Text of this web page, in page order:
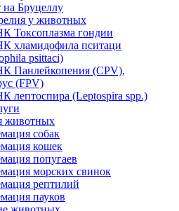
Бруцеллу
у животных
Токсоплазма гондии
хламидофила пситаци
psittaci)
Панлейкопения (CPV),
(FPV)
лептоспира (Leptospira spp.)
животных
собак
кошек
попугаев
морских свинок
рептилий
пауков